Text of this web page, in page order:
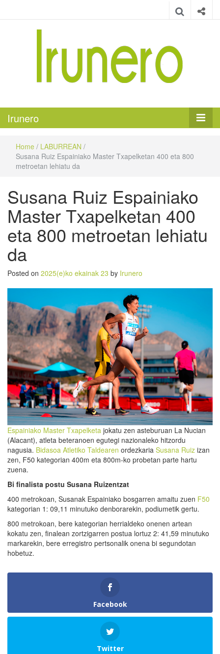
Irunero
Home / LABURREAN /
Susana Ruiz Espainiako Master Txapelketan 400 eta 800
metroetan lehiatu da
Susana Ruiz Espainiako
Master Txapelketan 400
eta 800 metroetan lehiatu
da
Posted on 2025(e)ko ekainak 23 by Irunero
Espainiako Master Txapelketa jokatu zen asteburuan La Nucian
(Alacant), atleta beteranoen egutegi nazionaleko hitzordu
nagusia. Bidasoa Atletiko Taldearen ordezkaria Susana Ruiz izan
zen, F50 kategorian 400m eta 800m-ko probetan parte hartu
zuena.
Bi finalista postu Susana Ruizentzat
400 metrokoan, Susanak Espainiako bosgarren amaitu zuen F50
kategorian 1: 09,11 minutuko denborarekin, podiumetik gertu.
800 metrokoan, bere kategorian herrialdeko onenen artean
kokatu zen, finalean zortzigarren postua lortuz 2: 41,59 minutuko
markarekin, bere erregistro pertsonalik onena bi segundotan
hobetuz.
Facebook
Twitter